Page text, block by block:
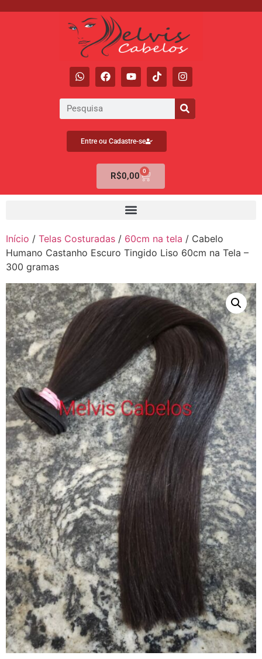
Entre ou Cadastre-se
R$0,00 0
Início / Telas Costuradas / 60cm na tela / Cabelo
Humano Castanho Escuro Tingido Liso 60cm na Tela –
300 gramas